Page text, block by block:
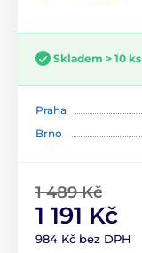
Skladem > 10 ks
Praha
Brno
1 489 Kč
1 191 Kč
984 Kč bez DPH